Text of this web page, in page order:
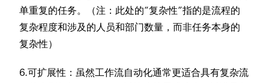
单重复的任务。（注：此处的“复杂性”指的是流程的
复杂程度和涉及的人员和部门数量，而非任务本身的
复杂性）
6.可扩展性 ：虽然工作流自动化通常更适合具有复杂流